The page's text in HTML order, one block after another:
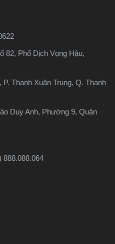
82, Phố Dịch Vọng Hậu,
P. Thanh Xuân Trung, Q. Thanh
Duy Anh, Phường 9, Quận
888.088.064